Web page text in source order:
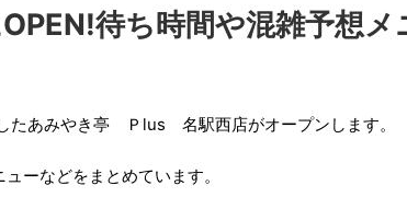
待ち時間や混雑予想メ
たあみやき亭 Ｐlus 名駅西店がオープンします。
ーなどをまとめています。